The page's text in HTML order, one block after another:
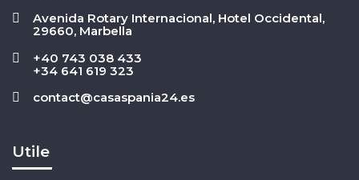
Avenida Rotary Internacional, Hotel Occidental,
29660, Marbella
+40 743 038 433
+34 641 619 323
contact@casaspania24.es
Utile